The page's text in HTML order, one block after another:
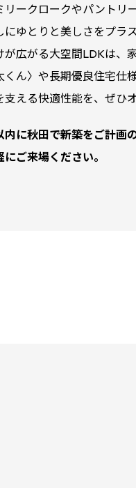
リークロークやパントリ
にゆとりと美しさをプラス
が広がる大空間LDKは、
くん〉や長期優良住宅仕様
支える快適性能を、ぜひ
内に秋田で新築をご計画
にご来場ください。